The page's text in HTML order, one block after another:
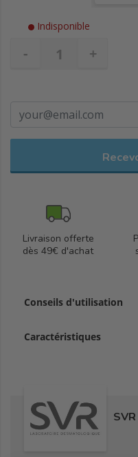
(qu'une peau non traitée).
Polysaccharide : Il empêche
Sucre prébiotique : Il
Indisponible
- +
Livraison offerte
dès 49€ d'achat
Conseils d'utilisation
Caractéristiques
SVR